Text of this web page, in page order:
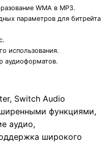
WMA в MP3.
параметров для битрейта
использования.
аудиоформатов.
Switch Audio
функциями,
аудио,
широкого